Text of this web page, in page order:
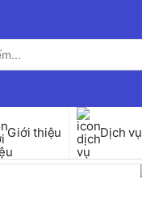
Giới thiệu Dịch vụ